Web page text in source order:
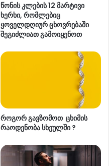
წონის კლების 12 მარტივი
ხერხი, რომლებიც
ყოველდღიურ ცხოვრებაში
შეგიძლიათ გამოიყენოთ
როგორ გავზომოთ ცხიმის
რაოდენობა სხეულში ?